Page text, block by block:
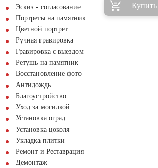
Эскиз - согласование
Портреты на памятник
Цветной портрет
Ручная гравировка
Гравировка с выездом
Ретушь на памятник
Восстановление фото
Антидождь
Благоустройство
Уход за могилкой
Установка оград
Установка цоколя
Укладка плитки
Ремонт и Реставрация
Демонтаж
Купить